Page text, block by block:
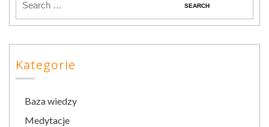
Kategorie
Baza wiedzy
Medytacje